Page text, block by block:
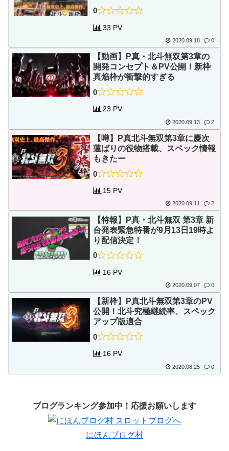
0
33 PV
2020.09.18 0
【動画】P真・北斗無双第3章の
開発コンセプト＆PV公開！新枠
真焔枠が衝撃的すぎる
0
23 PV
2020.09.13 2
【噂】P真北斗無双第3章に慶次
蓮ばりの役物搭載、スペック情報
もきたー
0
15 PV
2020.09.11 2
【特報】P真・北斗無双 第3章 新
台発表緊急特番が9月13日19時よ
り配信決定！
0
16 PV
2020.09.07 0
【新枠】P真北斗無双第3章のPV
公開！北斗究極継続率、スペック
アップ版適合
0
16 PV
2020.08.25 0
ブログランキング参加中！応援お願いします
にほんブログ村